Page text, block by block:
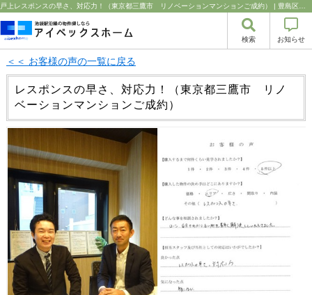
検索 お知らせ
＜＜ お客様の声の一覧に戻る
レスポンスの早さ、対応力！（東京都三鷹市 リノ
ベーションマンションご成約）